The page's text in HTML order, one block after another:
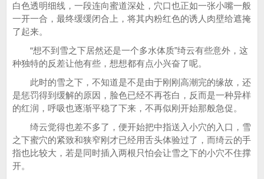
白色透明细线，一段连向蜜道深处，穴口也正如一张小嘴一般
一开一合，最终缓缓闭合上，将其内粉红色的诱人肉壁给遮掩
了起来。
“想不到雪之下居然还是一个多水体质”绮云有些意外，这
种独特的反差让他有些，想想都有点小兴奋了呢。
此时的雪之下，不知道是不是由于刚刚高潮完的缘故，还
是惩罚得到缓解的原因，脸色已经不再苍白，反而是一种异样
的红润，呼吸也逐渐平稳了下来，不再似刚开始那般急促。
绮云觉得也差不多了，便开始把中指送入小穴的入口，雪
之下蜜穴的紧致和狭窄刚才已经用舌头体验过了，而绮云的手
指也比较大，若是同时插入两根只怕会让雪之下的小穴不住撑
开。